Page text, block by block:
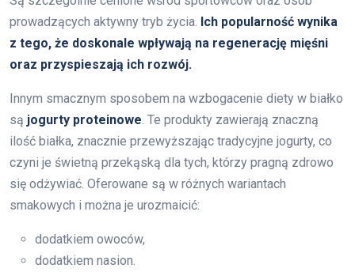
prowadzących aktywny tryb życia. Ich popularność wynika
z tego, że doskonale wpływają na regenerację mięśni
oraz przyspieszają ich rozwój.
Innym smacznym sposobem na wzbogacenie diety w białko
są jogurty proteinowe. Te produkty zawierają znaczną
ilość białka, znacznie przewyższając tradycyjne jogurty, co
czyni je świetną przekąską dla tych, którzy pragną zdrowo
się odżywiać. Oferowane są w różnych wariantach
smakowych i można je urozmaicić:
dodatkiem owoców,
dodatkiem nasion.